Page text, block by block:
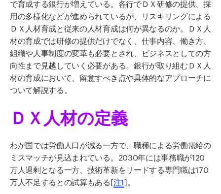
で育成する銀行が増えている。 各行でＤＸ研修の提供、採
用の多様化などが進められているが、リスキリングによる
ＤＸ人材育成と従来の人材育成は何が異なるのか。ＤＸ人
材の育成では研修の提供だけでなく、仕事内容、働き方、
組織や人事制度の変革も必要とされ、ビジネスとしての方
向性まで見越していく必要がある。銀行が取り組むＤＸ人
材の育成において、留意すべき点や具体的なアプローチに
ついて解説する。
ＤＸ人材の定義
わが国では労働人口が減る一方で、職種による労働需給の
ミスマッチが見込まれている。 2030年には事務職が120
万人過剰となる一方、技術革新をリードする専門職は170
万人不足するとの試算もある[注1]。